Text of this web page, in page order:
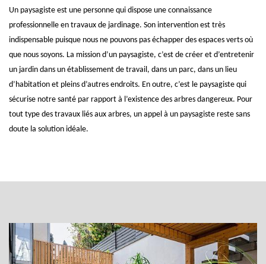
Un paysagiste est une personne qui dispose une connaissance
professionnelle en travaux de jardinage. Son intervention est très
indispensable puisque nous ne pouvons pas échapper des espaces verts où
que nous soyons. La mission d’un paysagiste, c’est de créer et d’entretenir
un jardin dans un établissement de travail, dans un parc, dans un lieu
d’habitation et pleins d’autres endroits. En outre, c’est le paysagiste qui
sécurise notre santé par rapport à l’existence des arbres dangereux. Pour
tout type des travaux liés aux arbres, un appel à un paysagiste reste sans
doute la solution idéale.